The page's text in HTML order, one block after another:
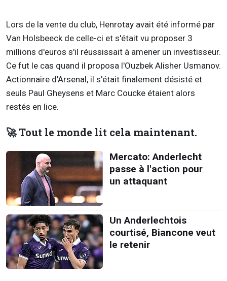
Lors de la vente du club, Henrotay avait été informé par
Van Holsbeeck de celle-ci et s'était vu proposer 3
millions d'euros s'il réussissait à amener un investisseur.
Ce fut le cas quand il proposa l'Ouzbek Alisher Usmanov.
Actionnaire d'Arsenal, il s'était finalement désisté et
seuls Paul Gheysens et Marc Coucke étaient alors
restés en lice.
🚀 Tout le monde lit cela maintenant.
Mercato: Anderlecht
passe à l'action pour
un attaquant
Un Anderlechtois
courtisé, Biancone veut
le retenir